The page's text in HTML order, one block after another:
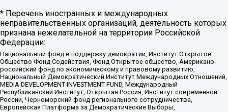
* Перечень иностранных и международных
неправительственных организаций, деятельность которых
признана нежелательной на территории Российской
Федерации:
Национальный фонд в поддержку демократии, Институт Открытое
Общество Фонд Содействия, Фонд Открытое общество, Американо-
российский фонд по экономическому и правовому развитию,
Национальный Демократический Институт Международных Отношений,
MEDIA DEVELOPMENT INVESTMENT FUND, Международный
Республиканский Институт, Открытая Россия, Институт современной
России, Черноморский фонд регионального сотрудничества,
Европейская Платформа за Демократические Выборы,